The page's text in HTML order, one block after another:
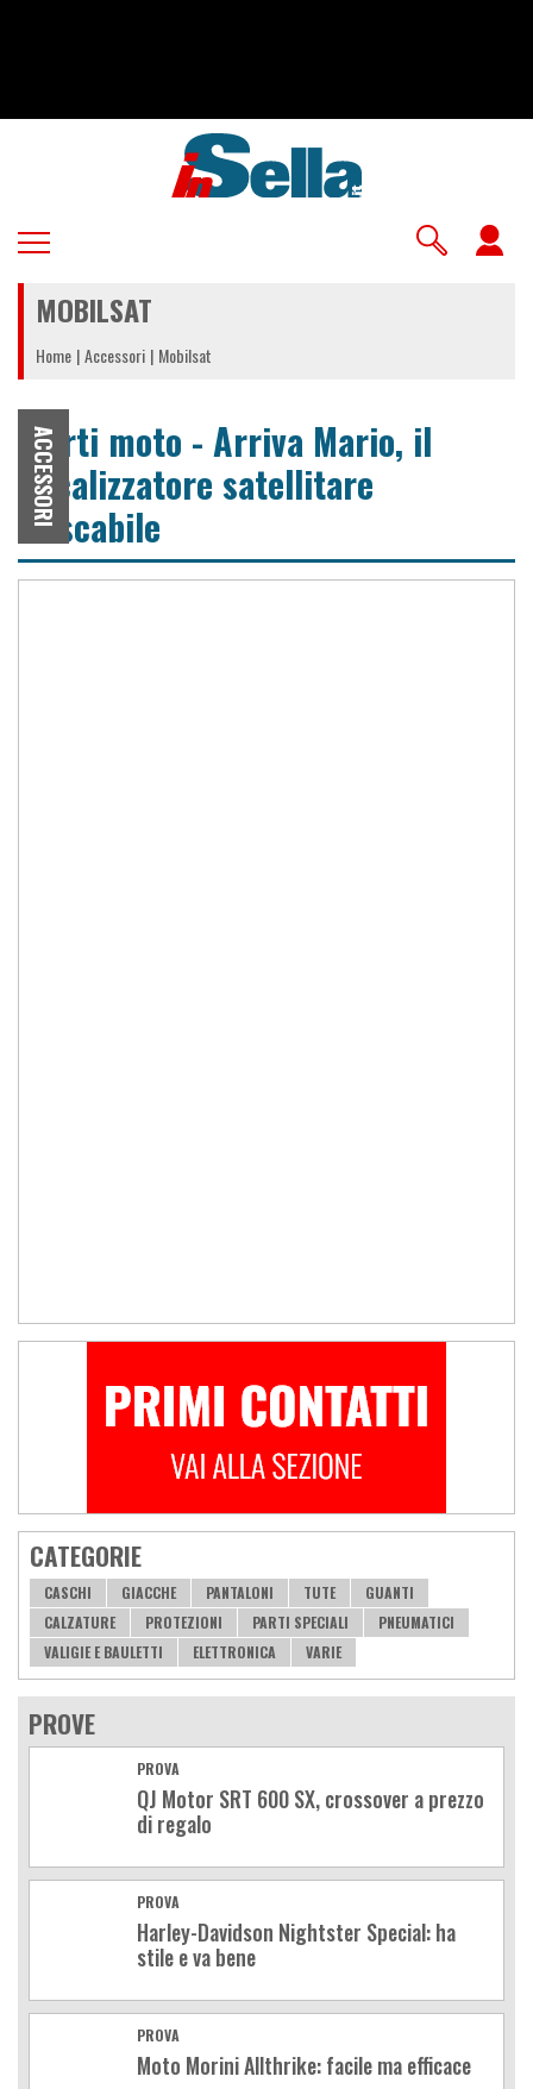
MOBILSAT
Home Accessori Mobilsat
ACCESSORI
Furti moto - Arriva Mario, il
localizzatore satellitare
tascabile
CATEGORIE
CASCHI GIACCHE PANTALONI TUTE
GUANTI
CALZATURE
PROTEZIONI PARTI SPECIALI
PNEUMATICI
VALIGIE E BAULETTI
ELETTRONICA VARIE
PROVE
PROVA
QJ Motor SRT 600 SX, crossover a prezzo
di regalo
PROVA
Harley-Davidson Nightster Special: ha
stile e va bene
PROVA
Moto Morini Allthrike: facile ma efficace